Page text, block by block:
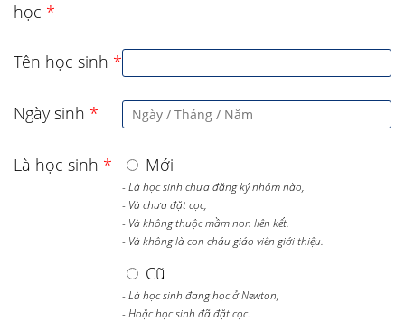
học *
Tên học sinh *
Ngày sinh *
Là học sinh * Mới
- Là học sinh chưa đăng ký nhóm nào,
- Và chưa đặt cọc,
- Và không thuộc mầm non liên kết.
- Và không là con cháu giáo viên giới thiệu.
Cũ
- Là học sinh đang học ở Newton,
- Hoặc học sinh đã đặt cọc.